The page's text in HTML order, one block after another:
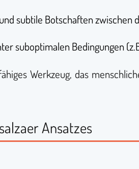
subtile Botschaften zwischen
suboptimalen Bedingungen
Werkzeug, das
Ansatzes